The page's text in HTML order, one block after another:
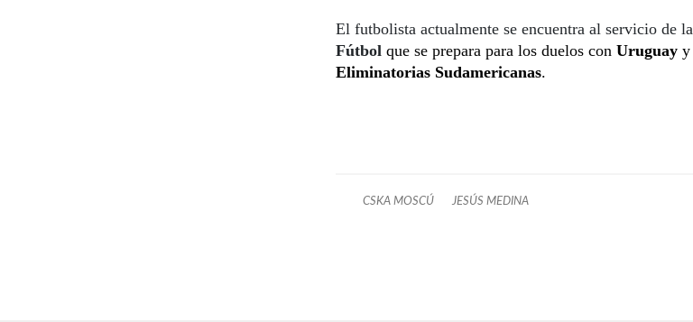
El futbolista actualmente se encuentra al servicio de la
Fútbol que se prepara para los duelos con Uruguay y
Eliminatorias Sudamericanas.
CSKA MOSCÚ JESÚS MEDINA